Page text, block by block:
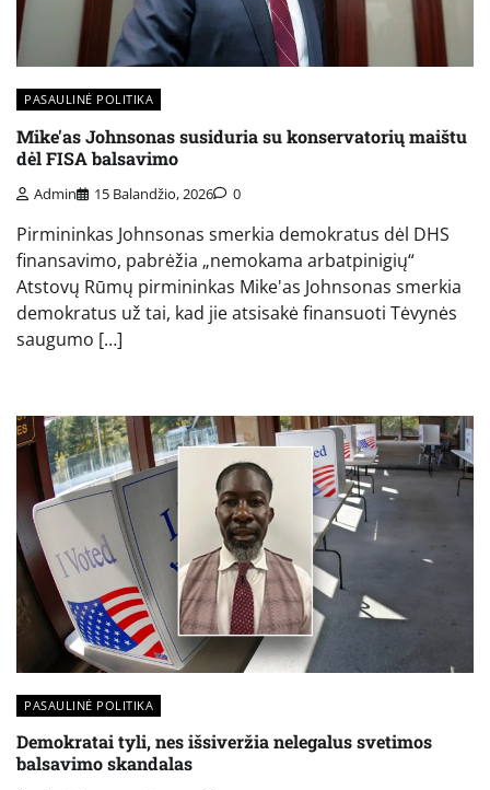
PASAULINĖ POLITIKA
Mike'as Johnsonas susiduria su konservatorių maištu
dėl FISA balsavimo
Admin 15 Balandžio, 2026 0
Pirmininkas Johnsonas smerkia demokratus dėl DHS
finansavimo, pabrėžia „nemokama arbatpinigių“
Atstovų Rūmų pirmininkas Mike'as Johnsonas smerkia
demokratus už tai, kad jie atsisakė finansuoti Tėvynės
saugumo […]
PASAULINĖ POLITIKA
Demokratai tyli, nes išsiveržia nelegalus svetimos
balsavimo skandalas